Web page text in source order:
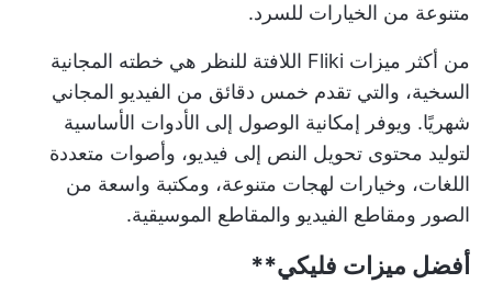
متنوعة من الخيارات للسرد.
من أكثر ميزات Fliki اللافتة للنظر هي خطته المجانية
السخية، والتي تقدم خمس دقائق من الفيديو المجاني
شهريًا. ويوفر إمكانية الوصول إلى الأدوات الأساسية
لتوليد محتوى تحويل النص إلى فيديو، وأصوات متعددة
اللغات، وخيارات لهجات متنوعة، ومكتبة واسعة من
الصور ومقاطع الفيديو والمقاطع الموسيقية.
أفضل ميزات فليكي**